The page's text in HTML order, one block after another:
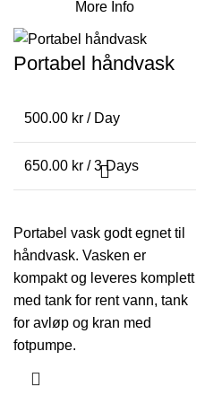
More Info
Portabel håndvask
500.00 kr / Day
650.00 kr / 3 Days
Portabel vask godt egnet til
håndvask. Vasken er
kompakt og leveres komplett
med tank for rent vann, tank
for avløp og kran med
fotpumpe.